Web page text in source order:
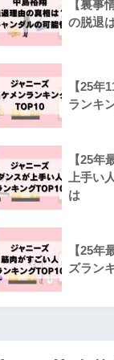
【裏事
の脱退
【25
ランキ
【25
上手い
は
【25
ズラン